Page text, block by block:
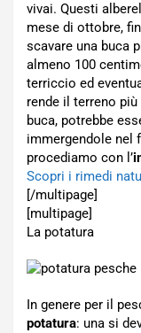
vivai. Questi
mese di ottobre,
scavare una buca
almeno 100
terriccio ed
rende il terreno
buca, potrebbe
immergendole nel
procediamo con l’
Scopri i rimedi
[/multipage]
[multipage]
La potatura
In genere per il
potatura: una si